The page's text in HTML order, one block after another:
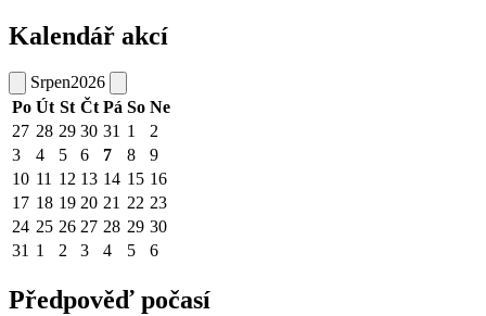
Kalendář akcí
Srpen2026
Po Út St Čt Pá So Ne
27 28 29 30 31 1
2
3
4 5 6 7 8
9
10 11 12 13 14 15 16
17 18 19 20 21 22 23
24 25 26 27 28 29 30
31 1 2 3 4 5 6
Předpověď počasí